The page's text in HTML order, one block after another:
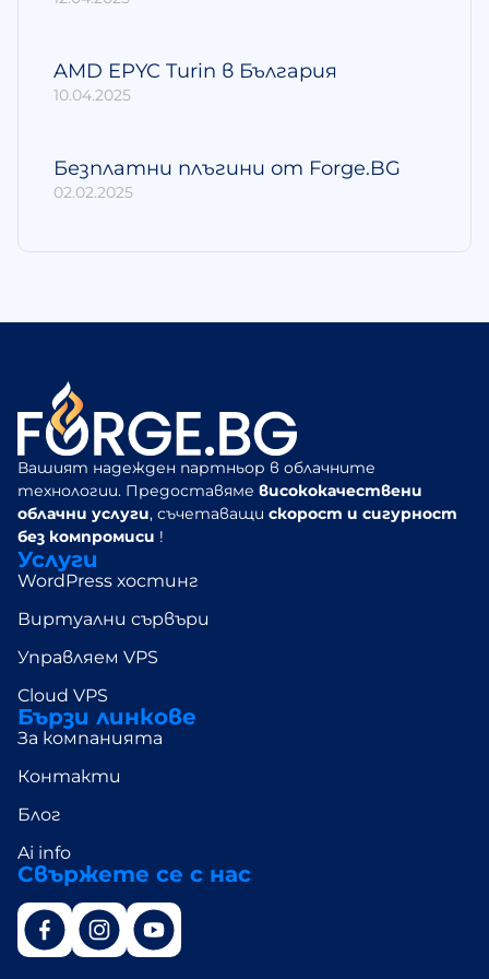
AMD EPYC Turin в България
10.04.2025
Безплатни плъгини от Forge.BG
02.02.2025
Вашият надежден партньор в облачните
технологии. Предоставяме висококачествени
облачни услуги, съчетаващи скорост и сигурност
без компромиси !
Услуги
WordPress хостинг
Виртуални сървъри
Управляем VPS
Cloud VPS
Бързи линкове
За компанията
Контакти
Блог
Ai info
Свържете се с нас